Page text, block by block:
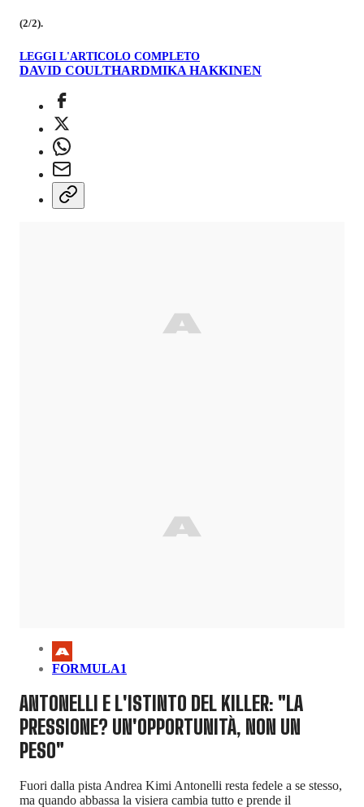
(2/2).
LEGGI L'ARTICOLO COMPLETO
DAVID COULTHARDMIKA HAKKINEN
FORMULA1
ANTONELLI E L'ISTINTO DEL KILLER: "LA
PRESSIONE? UN'OPPORTUNITÀ, NON UN
PESO"
Fuori dalla pista Andrea Kimi Antonelli resta fedele a se stesso,
ma quando abbassa la visiera cambia tutto e prende il